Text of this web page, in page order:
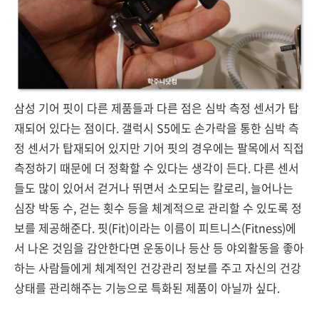
삼성 기어 핏이 다른 제품들과 다른 점은 심박 측정 센서가 탑
재되어 있다는 점이다. 갤럭시 S5에도 손가락을 통한 심박 측
정 센서가 탑재되어 있지만 기어 핏의 경우에는 팔목에서 직접
측정하기 때문에 더 정확할 수 있다는 생각이 든다. 다른 센서
들도 많이 있어서 걷거나 뛰면서 소모되는 칼로리, 늘어나는
심장 박동 수, 걷는 횟수 등을 체계적으로 관리할 수 있도록 정
보를 제공해준다. 핏(Fit)이라는 이름이 피트니스(Fitness)에
서 나온 것임을 감안한다면 운동이나 등산 등 야외활동을 좋아
하는 사람들에게 체계적인 건강관리 정보를 주고 자신의 건강
상태를 관리해주는 기능으로 특화된 제품이 아닐까 싶다.